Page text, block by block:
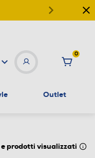
0
Outlet
prodotti visualizzati